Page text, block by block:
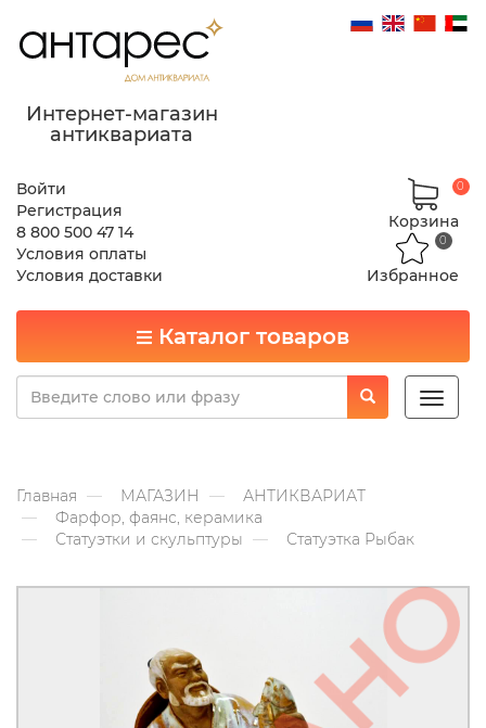
Интернет-магазин
антиквариата
Войти
Регистрация
8 800 500 47 14
Условия оплаты
Условия доставки
Корзина
0
Избранное
0
Каталог товаров
Toggle
Главная МАГАЗИН
АНТИКВАРИАТ
Фарфор, фаянс, керамика
Статуэтки и скульптуры
Статуэтка Рыбак